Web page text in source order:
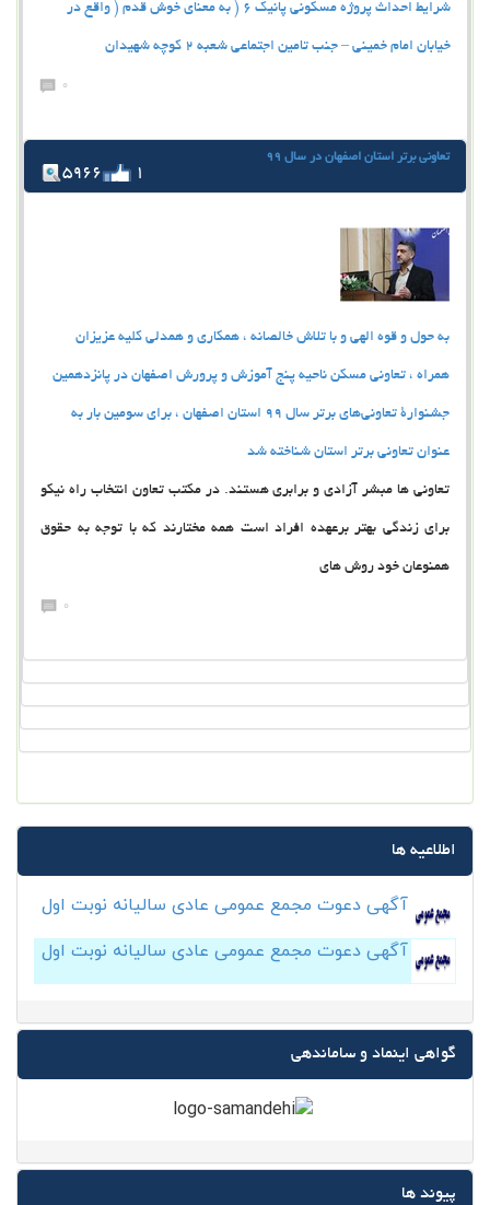
شرایط احداث پروژه مسکونی پانیک 6 ( به معنای خوش قدم ( واقع در
خیابان امام خمینی – جنب تامین اجتماعی شعبه 2 کوچه شهیدان
0
تعاونی برتر استان اصفهان در سال 99
5966 1
به حول و قوه الهی و با تلاش خالصانه ، همکاری و همدلی کلیه عزیزان
همراه ، تعاونی مسکن ناحیه پنج آموزش و پرورش اصفهان در پانزدهمین
جشنوارۀ تعاونی‌های برتر سال 99 استان اصفهان ، برای سومین بار به
عنوان تعاونی برتر استان شناخته شد
تعاونی ها مبشر آزادی و برابری هستند. در مکتب تعاون انتخاب راه نیکو
برای زندگی بهتر برعهده افراد است همه مختارند که با توجه به حقوق
همنوعان خود روش های
0
اطلاعیه ها
آگهی دعوت مجمع عمومی عادی سالیانه نوبت اول
آگهی دعوت مجمع عمومی عادی سالیانه نوبت اول
گواهی اینماد و ساماندهی
پیوند ها